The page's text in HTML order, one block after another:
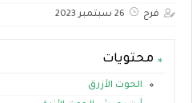
فرح 26 سبتمبر 2023
محتويات
الحوت الأزرق